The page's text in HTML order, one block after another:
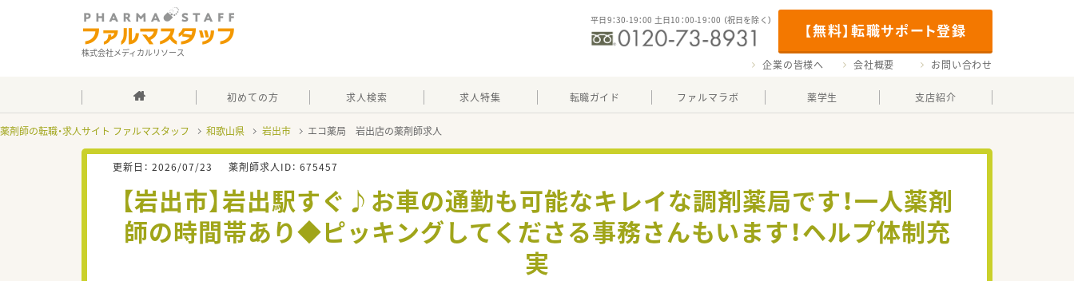
株式会社メディカルリソース
【無料】転職サポート登録
平日9：30-19：00 土日10：00-19：00 （祝日を除く）
企業の皆様へ 会社概要 お問い合わせ
初めての方 求人検索 求人特集 転職ガイド ファルマラボ 薬学生 支店紹介
薬剤師の転職・求人サイト ファルマスタッフ 和歌山県 岩出市 エコ薬局 岩出店の薬剤師求人
更新日： 2026/07/23 薬剤師求人ID： 675457
【岩出市】岩出駅すぐ♪お車の通勤も可能なキレイな調剤薬局です！一人薬剤
師の時間帯あり◆ピッキングしてくださる事務さんもいます！ヘルプ体制充
実